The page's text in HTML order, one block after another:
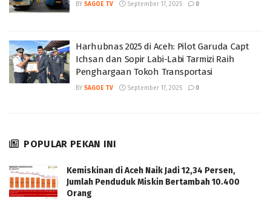
BY SAGOE TV September 17, 2025 0
Harhubnas 2025 di Aceh: Pilot Garuda Capt
Ichsan dan Sopir Labi-Labi Tarmizi Raih
Penghargaan Tokoh Transportasi
BY SAGOE TV September 17, 2025 0
POPULAR PEKAN INI
Kemiskinan di Aceh Naik Jadi 12,34 Persen,
Jumlah Penduduk Miskin Bertambah 10.400
Orang